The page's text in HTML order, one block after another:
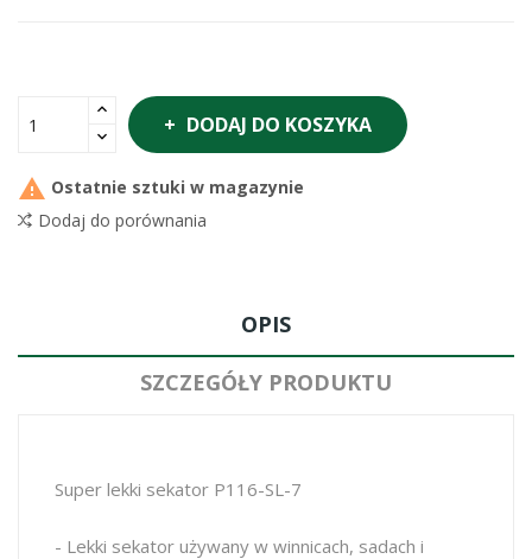
DODAJ DO KOSZYKA
 Ostatnie sztuki w magazynie
Dodaj do porównania
OPIS
SZCZEGÓŁY PRODUKTU
Super lekki sekator P116-SL-7
- Lekki sekator używany w winnicach, sadach i